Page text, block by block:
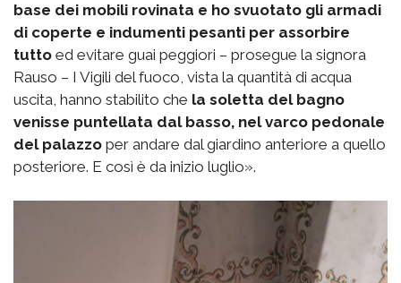
base dei mobili rovinata e ho svuotato gli armadi
di coperte e indumenti pesanti per assorbire
tutto ed evitare guai peggiori – prosegue la signora
Rauso – I Vigili del fuoco, vista la quantità di acqua
uscita, hanno stabilito che la soletta del bagno
venisse puntellata dal basso, nel varco pedonale
del palazzo per andare dal giardino anteriore a quello
posteriore. E così è da inizio luglio».